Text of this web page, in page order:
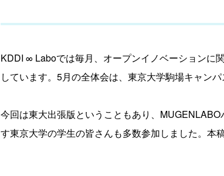
KDDI ∞ Laboでは毎月、オープンイノベーションに
しています。5月の全体会は、東京大学駒場キャンパ
今回は東大出張版ということもあり、
す東京大学の学生の皆さんも多数参加しました。本